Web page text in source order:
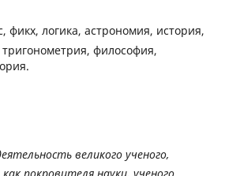
фикх, логика, астрономия, история,
философия,
великого ученого,